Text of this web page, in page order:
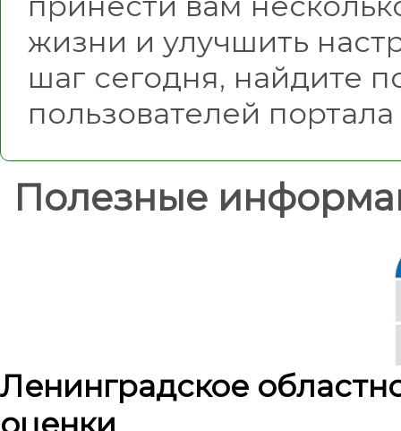
жизни и улучшить
шаг сегодня, найдите
пользователей
Полезные
Ленинградское